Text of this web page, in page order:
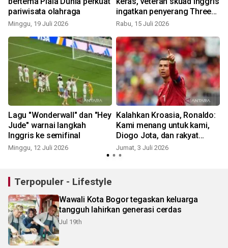
pariwisata olahraga
Minggu, 19 Juli 2026
ingatkan penyerang Three
Lions
Rabu, 15 Juli 2026
Lagu "Wonderwall" dan "Hey
Jude" warnai langkah
Inggris ke semifinal
Minggu, 12 Juli 2026
Kalahkan Kroasia, Ronaldo:
Kami menang untuk kami,
Diogo Jota, dan rakyat
Portugal
Jumat, 3 Juli 2026
Terpopuler - Lifestyle
Wawali Kota Bogor tegaskan keluarga
tangguh lahirkan generasi cerdas
Jul 19th